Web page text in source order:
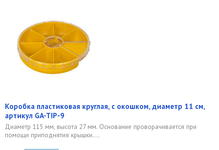
Коробка пластиковая круглая, с окошком, диаметр 11 см,
артикул GA-TIP-9
Диаметр 115 мм, высота 27 мм. Основание проворачивается при
помощи приподнятия крышки....